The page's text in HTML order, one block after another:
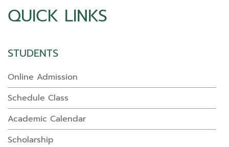
QUICK LINKS
STUDENTS
Online Admission
Schedule Class
Academic Calendar
Scholarship